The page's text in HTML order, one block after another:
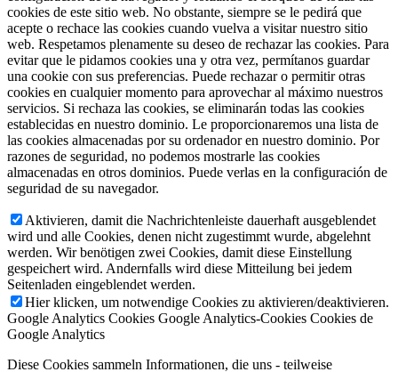
cookies de este sitio web. No obstante, siempre se le pedirá que
acepte o rechace las cookies cuando vuelva a visitar nuestro sitio
web. Respetamos plenamente su deseo de rechazar las cookies. Para
evitar que le pidamos cookies una y otra vez, permítanos guardar
una cookie con sus preferencias. Puede rechazar o permitir otras
cookies en cualquier momento para aprovechar al máximo nuestros
servicios. Si rechaza las cookies, se eliminarán todas las cookies
establecidas en nuestro dominio. Le proporcionaremos una lista de
las cookies almacenadas por su ordenador en nuestro dominio. Por
razones de seguridad, no podemos mostrarle las cookies
almacenadas en otros dominios. Puede verlas en la configuración de
seguridad de su navegador.
Aktivieren, damit die Nachrichtenleiste dauerhaft ausgeblendet
wird und alle Cookies, denen nicht zugestimmt wurde, abgelehnt
werden. Wir benötigen zwei Cookies, damit diese Einstellung
gespeichert wird. Andernfalls wird diese Mitteilung bei jedem
Seitenladen eingeblendet werden.
Hier klicken, um notwendige Cookies zu aktivieren/deaktivieren.
Google Analytics Cookies Google Analytics-Cookies Cookies de
Google Analytics
Diese Cookies sammeln Informationen, die uns - teilweise